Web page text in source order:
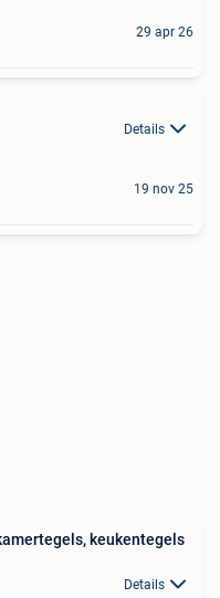
29 apr 26
Details
19 nov 25
keukentegels
Details